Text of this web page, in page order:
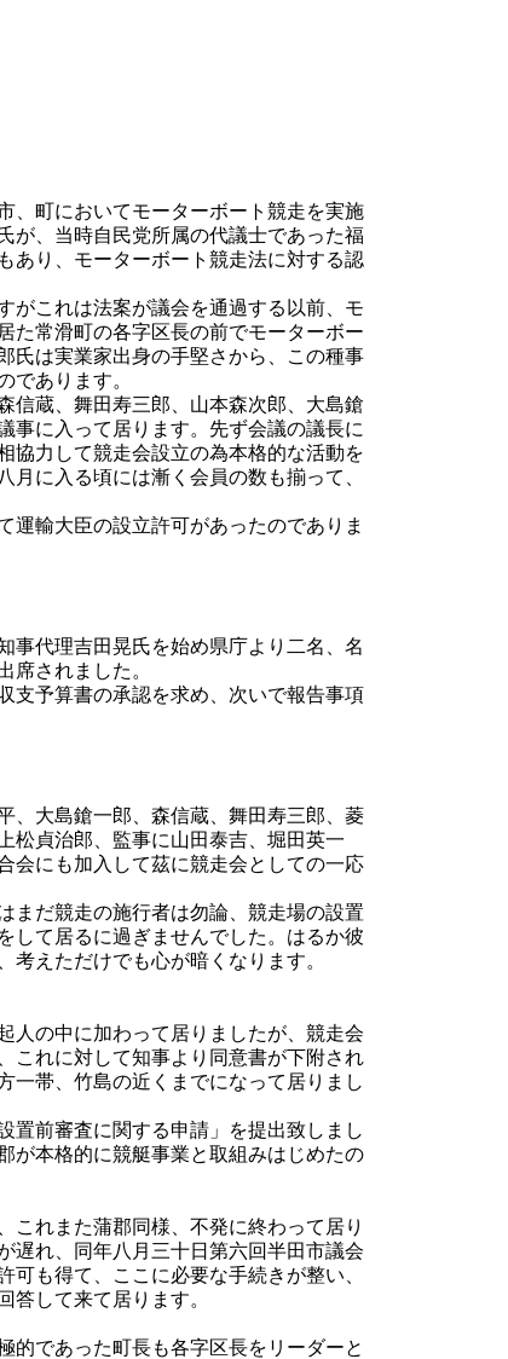
、町においてモーターボート競走を実施
が、当時自民党所属の代議士であった福
あり、モーターボート競走法に対する認
がこれは法案が議会を通過する以前、モ
た常滑町の各字区長の前でモーターボー
氏は実業家出身の手堅さから、この種事
であります。
信蔵、舞田寿三郎、山本森次郎、大島鎗
事に入って居ります。先ず会議の議長に
協力して競走会設立の為本格的な活動を
に入る頃には漸く会員の数も揃って、
輸大臣の設立許可があったのでありま
事代理吉田晃氏を始め県庁より二名、名
席されました。
支予算書の承認を求め、次いで報告事項
、大島鎗一郎、森信蔵、舞田寿三郎、菱
松貞治郎、監事に山田泰吉、堀田英一
会にも加入して茲に競走会としての一応
まだ競走の施行者は勿論、競走場の設置
して居るに過ぎませんでした。はるか彼
えただけでも心が暗くなります。
人の中に加わって居りましたが、競走会
これに対して知事より同意書が下附され
一帯、竹島の近くまでになって居りまし
前審査に関する申請」を提出致しまし
が本格的に競艇事業と取組みはじめたの
れまた蒲郡同様、不発に終わって居り
遅れ、同年八月三十日第六回半田市議会
も得て、ここに必要な手続きが整い、
して来て居ります。
であった町長も各字区長をリーダーと